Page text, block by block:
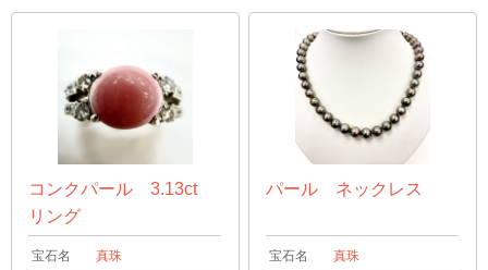
コンクパール 3.13ct
リング
宝石名 真珠
パール ネックレス
宝石名 真珠